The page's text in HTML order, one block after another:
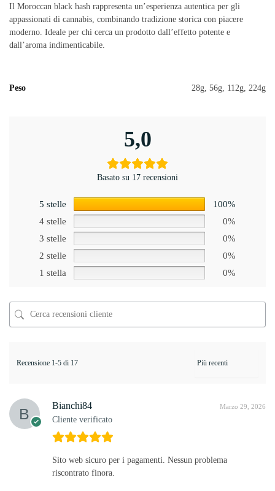
Il Moroccan black hash rappresenta un’esperienza autentica per gli
appassionati di cannabis, combinando tradizione storica con piacere
moderno. Ideale per chi cerca un prodotto dall’effetto potente e
dall’aroma indimenticabile.
Peso 28g, 56g, 112g, 224g
5,0
Basato su 17 recensioni
5 stelle
100%
4 stelle
0%
3 stelle
0%
2 stelle
0%
1 stella
0%
Recensione 1-5 di 17
Bianchi84
Cliente verificato
Marzo 29, 2026
Sito web sicuro per i pagamenti. Nessun problema
riscontrato finora.